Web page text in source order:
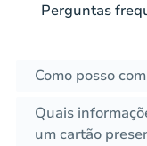
Perguntas
Como posso
Quais
um cartão